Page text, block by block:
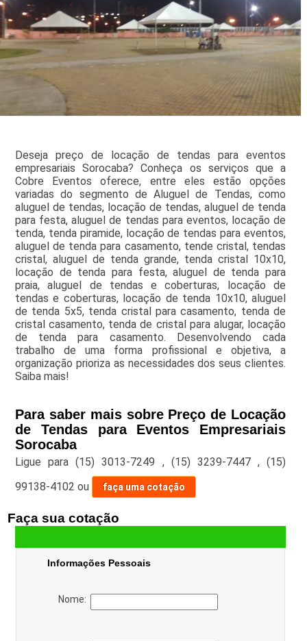
Deseja preço de locação de tendas para eventos
empresariais Sorocaba? Conheça os serviços que a
Cobre Eventos oferece, entre eles estão opções
variadas do segmento de Aluguel de Tendas, como
aluguel de tendas, locação de tendas, aluguel de tenda
para festa, aluguel de tendas para eventos, locação de
tenda, tenda piramide, locação de tendas para eventos,
aluguel de tenda para casamento, tende cristal, tendas
cristal, aluguel de tenda grande, tenda cristal 10x10,
locação de tenda para festa, aluguel de tenda para
praia, aluguel de tendas e coberturas, locação de
tendas e coberturas, locação de tenda 10x10, aluguel
de tenda 5x5, tenda cristal para casamento, tenda de
cristal casamento, tenda de cristal para alugar, locação
de tenda para casamento. Desenvolvendo cada
trabalho de uma forma profissional e objetiva, a
organização prioriza as necessidades dos seus clientes.
Saiba mais!
Para saber mais sobre Preço de Locação
de Tendas para Eventos Empresariais
Sorocaba
Ligue para(15) 3013-7249 , (15) 3239-7447 ,(15)
99138-4102 ou faça uma cotação
Faça sua cotação
Informações Pessoais
Nome: